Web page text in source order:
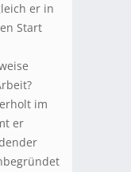
er in
Start
im
er